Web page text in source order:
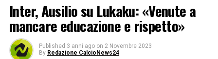
Inter, Ausilio su Lukaku: «Venute a
mancare educazione e rispetto»
Published 3 anni ago on 2 Novembre 2023
By Redazione CalcioNews24